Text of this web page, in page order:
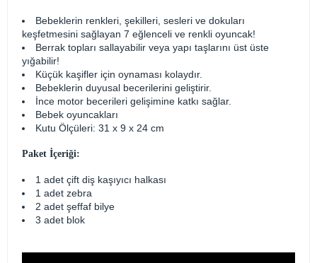
Bebeklerin renkleri, şekilleri, sesleri ve dokuları
keşfetmesini sağlayan 7 eğlenceli ve renkli oyuncak!
Berrak topları sallayabilir veya yapı taşlarını üst üste
yığabilir!
Küçük kaşifler için oynaması kolaydır.
Bebeklerin duyusal becerilerini geliştirir.
İnce motor becerileri gelişimine katkı sağlar.
Bebek oyuncakları
Kutu Ölçüleri: 31 x 9 x 24 cm
Paket İçeriği:
1 adet çift diş kaşıyıcı halkası
1 adet zebra
2 adet şeffaf bilye
3 adet blok